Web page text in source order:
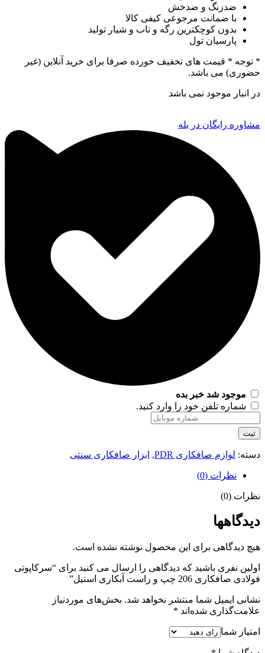
ضدزنگ و ضدخش
با ضمانت مرجوعی کیفی کالا
بدون کوچکترین رگه و تاب و شیار تولید
پارسیان تول
* توجه * قیمت های تخفیف خورده صرفا برای خرید آنلاین (غیر
حضوری) می باشد.
در انبار موجود نمی باشد
مشاوره رایگان در بله
موجود شد خبر بده
شماره تلفن خود را وارد کنید.
ثبت
دسته: لوازم صافکاری PDR , ابزار صافکاری سنتی
نظرات (0)
نظرات (0)
دیدگاهها
هیچ دیدگاهی برای این محصول نوشته نشده است.
اولین نفری باشید که دیدگاهی را ارسال می کنید برای “سرکاپوتی
فولادی صافکاری 206 چپ و راست آبکاری استیل”
نشانی ایمیل شما منتشر نخواهد شد. بخش‌های موردنیاز
علامت‌گذاری شده‌اند *
امتیاز شما